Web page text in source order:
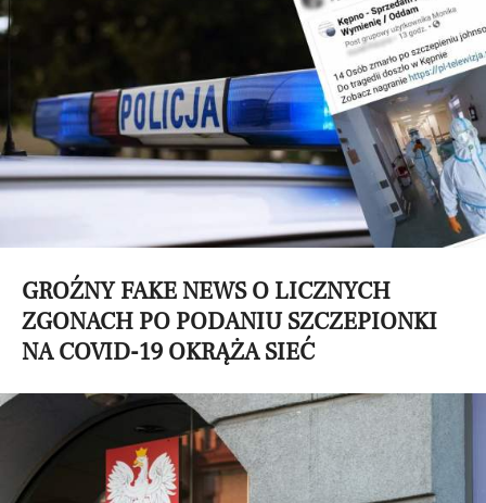
GROŹNY FAKE NEWS O LICZNYCH
ZGONACH PO PODANIU SZCZEPIONKI
NA COVID-19 OKRĄŻA SIEĆ